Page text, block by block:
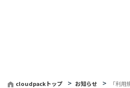
cloudpackトップ お知らせ 「利